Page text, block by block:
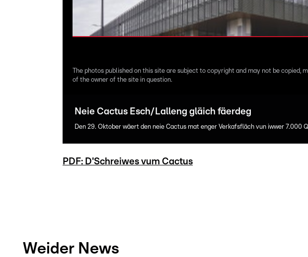
The photos published on this site are subject to copyright and may not be copied,
of the owner of the site in question.
Neie Cactus Esch/Lalleng gläich fäerdeg
Den 29. Oktober wäert den neie Cactus mat enger Verkafsfläch vun iwwer 7.000
PDF: D'Schreiwes vum Cactus
Weider News